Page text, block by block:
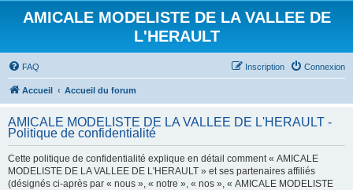
AMICALE MODELISTE DE LA VALLEE DE
L'HERAULT
FAQ Connexion
Inscription
Accueil Accueil du forum
AMICALE MODELISTE DE LA VALLEE DE L'HERAULT -
Politique de confidentialité
Cette politique de confidentialité explique en détail comment « AMICALE
MODELISTE DE LA VALLEE DE L'HERAULT » et ses partenaires affiliés
(désignés ci-après par « nous », « notre », « nos », « AMICALE MODELISTE